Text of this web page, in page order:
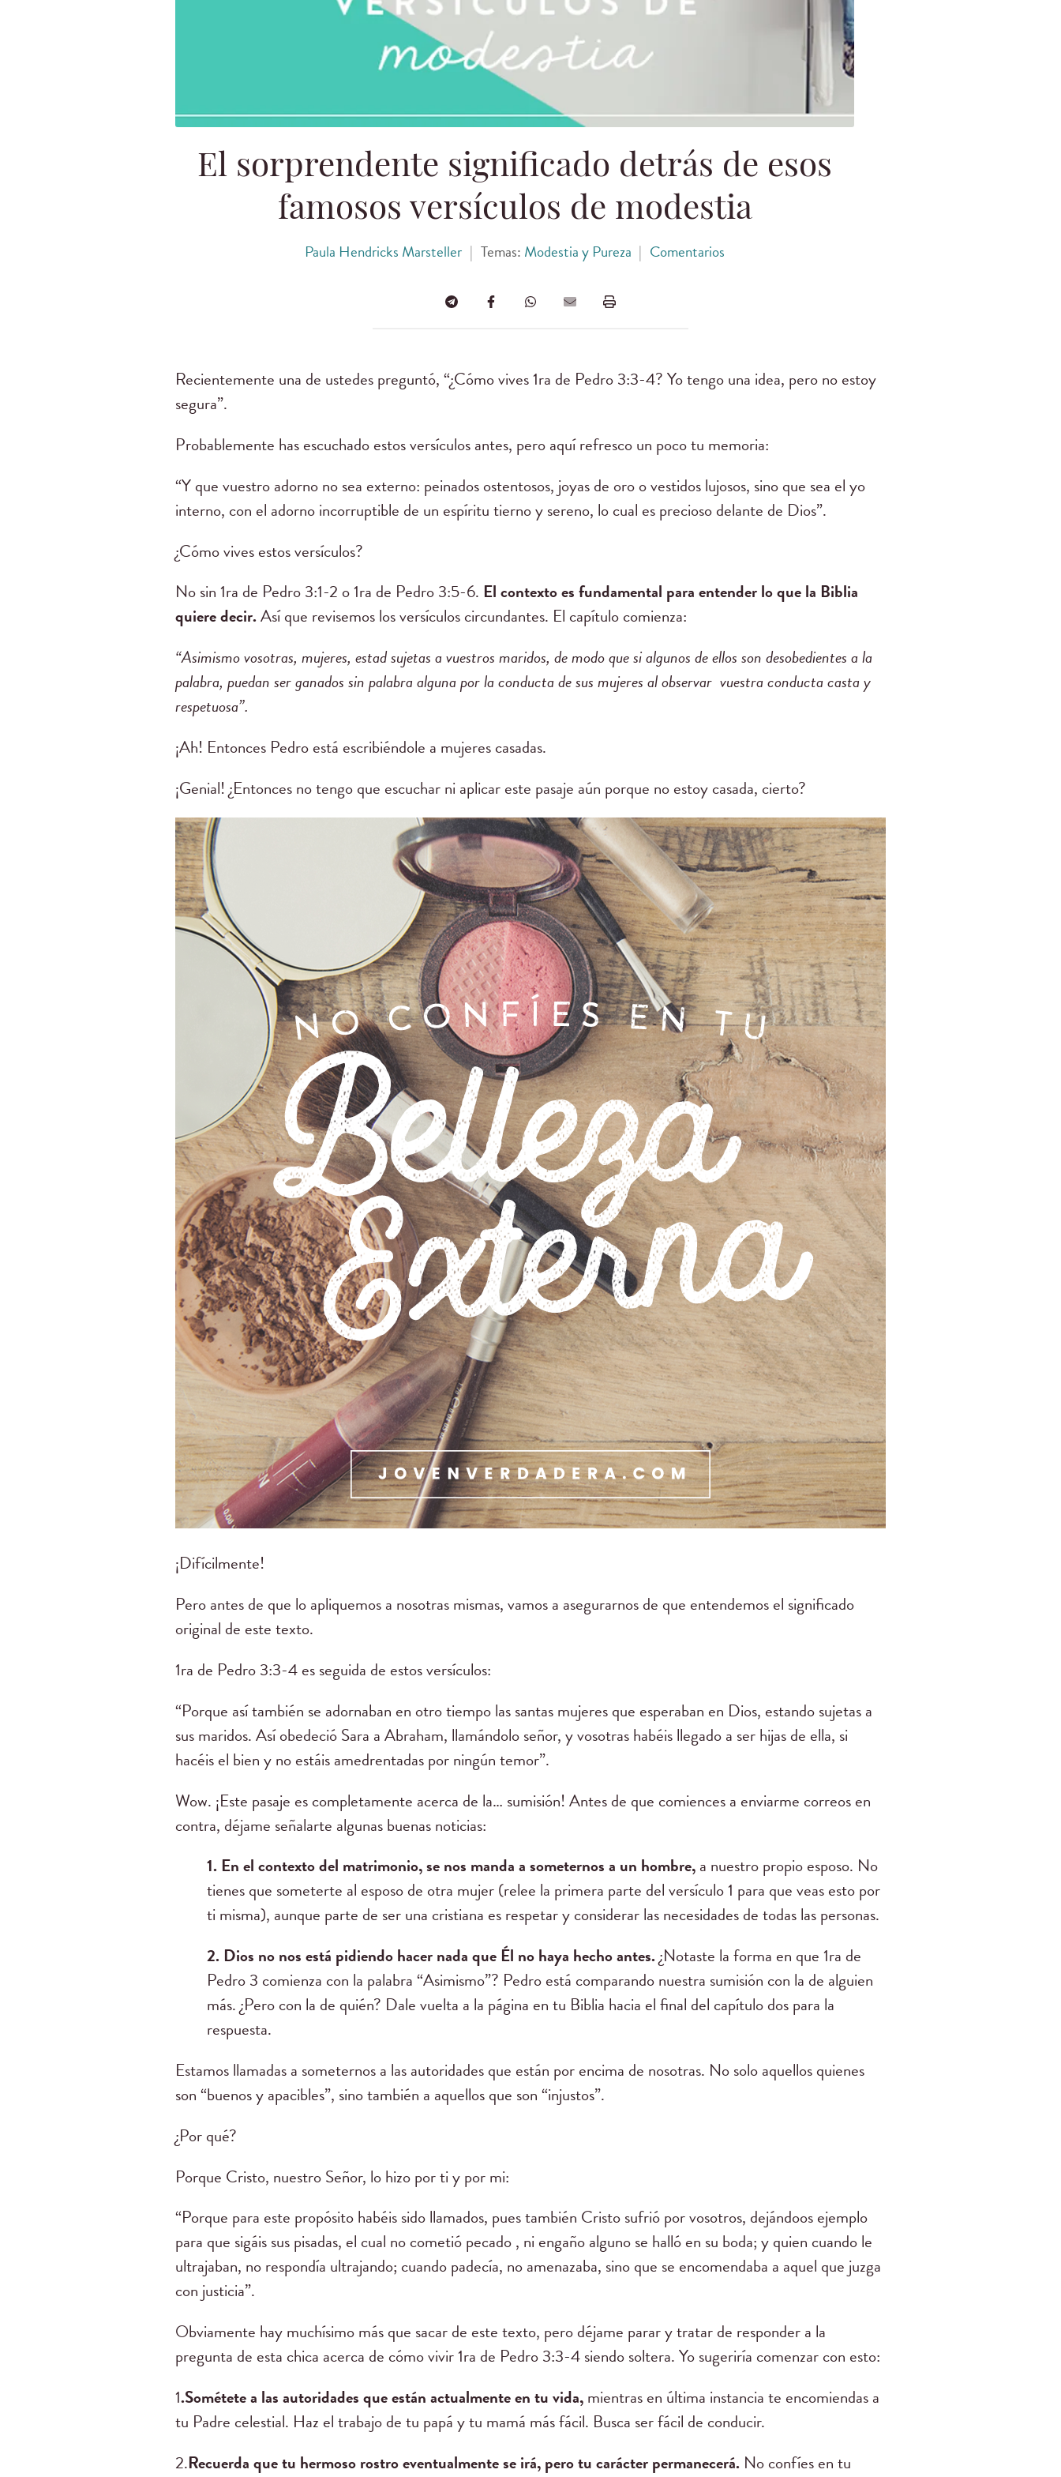
El sorprendente significado detrás de esos
famosos versículos de modestia
Paula Hendricks Marsteller | Temas: Modestia y Pureza | Comentarios
Recientemente una de ustedes preguntó, “¿Cómo vives 1ra de Pedro 3:3-4? Yo tengo una idea, pero no estoy
segura”.
Probablemente has escuchado estos versículos antes, pero aquí refresco un poco tu memoria:
“Y que vuestro adorno no sea externo: peinados ostentosos, joyas de oro o vestidos lujosos, sino que sea el yo
interno, con el adorno incorruptible de un espíritu tierno y sereno, lo cual es precioso delante de Dios”.
¿Cómo vives estos versículos?
No sin 1ra de Pedro 3:1-2 o 1ra de Pedro 3:5-6. El contexto es fundamental para entender lo que la Biblia
quiere decir.Así que revisemos los versículos circundantes. El capítulo comienza:
“Asimismo vosotras, mujeres, estad sujetas a vuestros maridos, de modo que si algunos de ellos son desobedientes a la
palabra, puedan ser ganados sin palabra alguna por la conducta de sus mujeres al observar vuestra conducta casta y
respetuosa”.
¡Ah! Entonces Pedro está escribiéndole a mujeres casadas.
¡Genial! ¿Entonces no tengo que escuchar ni aplicar este pasaje aún porque no estoy casada, cierto?
¡Difícilmente!
Pero antes de que lo apliquemos a nosotras mismas, vamos a asegurarnos de que entendemos el significado
original de este texto.
1ra de Pedro 3:3-4 es seguida de estos versículos:
“Porque así también se adornaban en otro tiempo las santas mujeres que esperaban en Dios, estando sujetas a
sus maridos. Así obedeció Sara a Abraham, llamándolo señor, y vosotras habéis llegado a ser hijas de ella, si
hacéis el bien y no estáis amedrentadas por ningún temor”.
Wow. ¡Este pasaje es completamente acerca de la… sumisión! Antes de que comiences a enviarme correos en
contra, déjame señalarte algunas buenas noticias:
1. En el contexto del matrimonio, se nos manda a someternos a un hombre,a nuestro propio esposo. No
tienes que someterte al esposo de otra mujer (relee la primera parte del versículo 1 para que veas esto por
ti misma), aunque parte de ser una cristiana es respetar y considerar las necesidades de todas las personas.
2. Dios no nos está pidiendo hacer nada que Él no haya hecho antes.¿Notaste la forma en que 1ra de
Pedro 3 comienza con la palabra “Asimismo”? Pedro está comparando nuestra sumisión con la de alguien
más. ¿Pero con la de quién? Dale vuelta a la página en tu Biblia hacia el final del capítulo dos para la
respuesta.
Estamos llamadas a someternos a las autoridades que están por encima de nosotras. No solo aquellos quienes
son “buenos y apacibles”, sino también a aquellos que son “injustos”.
¿Por qué?
Porque Cristo, nuestro Señor, lo hizo por ti y por mi:
“Porque para este propósito habéis sido llamados, pues también Cristo sufrió por vosotros, dejándoos ejemplo
para que sigáis sus pisadas, el cual no cometió pecado , ni engaño alguno se halló en su boda; y quien cuando le
ultrajaban, no respondía ultrajando; cuando padecía, no amenazaba, sino que se encomendaba a aquel que juzga
con justicia”.
Obviamente hay muchísimo más que sacar de este texto, pero déjame parar y tratar de responder a la
pregunta de esta chica acerca de cómo vivir 1ra de Pedro 3:3-4 siendo soltera. Yo sugeriría comenzar con esto:
1.Sométete a las autoridades que están actualmente en tu vida,mientras en última instancia te encomiendas a
tu Padre celestial. Haz el trabajo de tu papá y tu mamá más fácil. Busca ser fácil de conducir.
2.Recuerda que tu hermoso rostro eventualmente se irá, pero tu carácter permanecerá. No confíes en tu